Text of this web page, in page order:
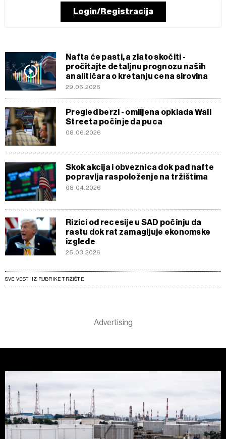
Login/Registracija
Nafta će pasti, a zlato skočiti -
pročitajte detaljnu prognozu naših
analitičara o kretanju cena sirovina
29.06.2026
Pregled berzi - omiljena opklada Wall
Streeta počinje da puca
08.06.2026
Skok akcija i obveznica dok pad nafte
popravlja raspoloženje na tržištima
08.04.2026
Rizici od recesije u SAD počinju da
rastu dok rat zamagljuje ekonomske
izglede
25.03.2026
SVE VESTI IZ RUBRIKE TRŽIŠTE